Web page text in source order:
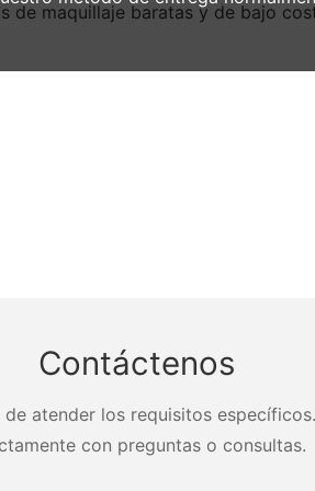
Contáctenos
atender los requisitos
con preguntas o consultas.